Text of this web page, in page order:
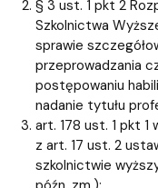
§ 3 ust. 1 pkt 2
Szkolnictwa
sprawie
przeprowadzania
postępowaniu
nadanie tytułu
art. 178 ust. 1 pkt 1
z art. 17 ust. 2
szkolnictwie